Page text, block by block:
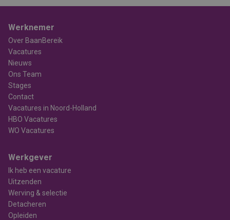
Werknemer
Over BaanBereik
Vacatures
Nieuws
Ons Team
Stages
Contact
Vacatures in Noord-Holland
HBO Vacatures
WO Vacatures
Werkgever
Ik heb een vacature
Uitzenden
Werving & selectie
Detacheren
Opleiden